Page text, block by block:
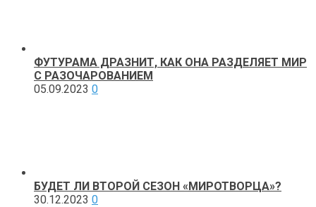
ФУТУРАМА ДРАЗНИТ, КАК ОНА РАЗДЕЛЯЕТ МИР
С РАЗОЧАРОВАНИЕМ
05.09.2023 0
БУДЕТ ЛИ ВТОРОЙ СЕЗОН «МИРОТВОРЦА»?
30.12.2023 0